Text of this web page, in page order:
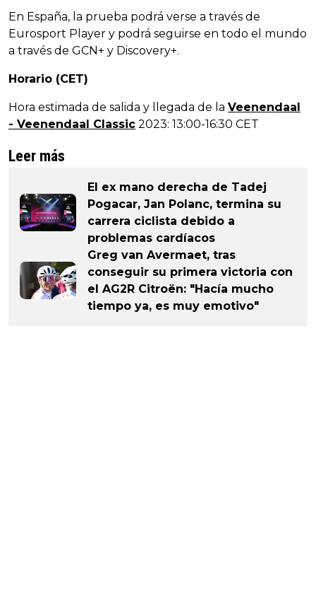
En España, la prueba podrá verse a través de
Eurosport Player y podrá seguirse en todo el mundo
a través de GCN+ y Discovery+.
Horario (CET)
Hora estimada de salida y llegada de la Veenendaal
- Veenendaal Classic 2023: 13:00-16:30 CET
Leer más
El ex mano derecha de Tadej
Pogacar, Jan Polanc, termina su
carrera ciclista debido a
problemas cardíacos
Greg van Avermaet, tras
conseguir su primera victoria con
el AG2R Citroën: "Hacía mucho
tiempo ya, es muy emotivo"